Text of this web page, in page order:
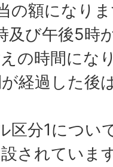
の額になり
及び午後5時
の時間にな
経過した後
区分1につい
されていま